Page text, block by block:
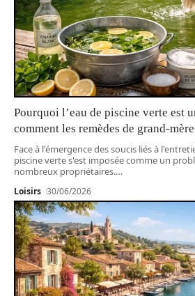
Pourquoi l’eau de piscine verte est
comment les remèdes de grand-
Face à l'émergence des soucis liés à
piscine verte s'est imposée comme un
nombreux propriétaires.…
Loisirs 30/06/2026